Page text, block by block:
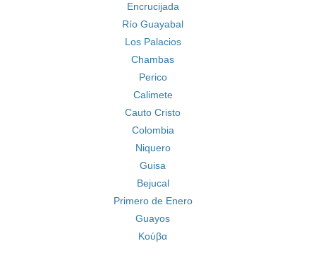
Encrucijada
Río Guayabal
Los Palacios
Chambas
Perico
Calimete
Cauto Cristo
Colombia
Niquero
Guisa
Bejucal
Primero de Enero
Guayos
Κούβα